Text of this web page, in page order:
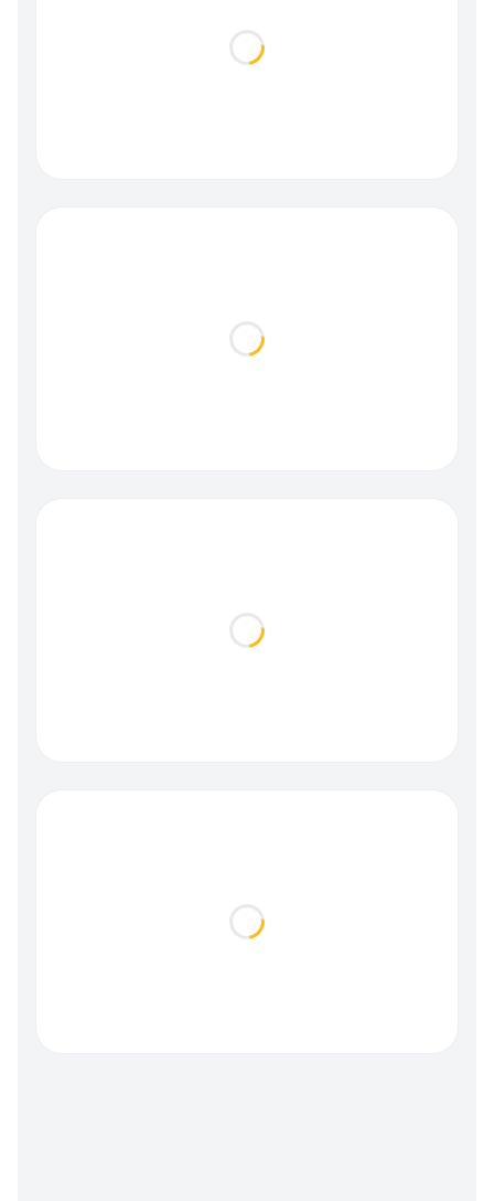
Loading...
Loading...
Loading...
Loading...